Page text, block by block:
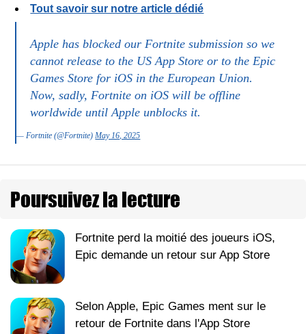
Tout savoir sur notre article dédié
Apple has blocked our Fortnite submission so we
cannot release to the US App Store or to the Epic
Games Store for iOS in the European Union.
Now, sadly, Fortnite on iOS will be offline
worldwide until Apple unblocks it.
— Fortnite (@Fortnite) May 16, 2025
Poursuivez la lecture
Fortnite perd la moitié des joueurs iOS,
Epic demande un retour sur App Store
Selon Apple, Epic Games ment sur le
retour de Fortnite dans l'App Store